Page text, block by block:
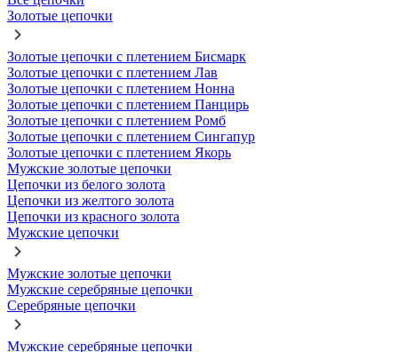
Золотые цепочки
Золотые цепочки с плетением Бисмарк
Золотые цепочки с плетением Лав
Золотые цепочки с плетением Нонна
Золотые цепочки с плетением Панцирь
Золотые цепочки с плетением Ромб
Золотые цепочки с плетением Сингапур
Золотые цепочки с плетением Якорь
Мужские золотые цепочки
Цепочки из белого золота
Цепочки из желтого золота
Цепочки из красного золота
Мужские цепочки
Мужские золотые цепочки
Мужские серебряные цепочки
Серебряные цепочки
Мужские серебряные цепочки